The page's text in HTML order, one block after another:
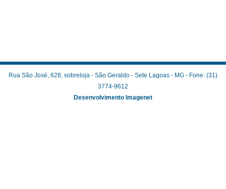
Rua São José, 628, sobreloja - São Geraldo - Sete Lagoas - MG - Fone: (31)
3774-9612
Desenvolvimento Imagenet